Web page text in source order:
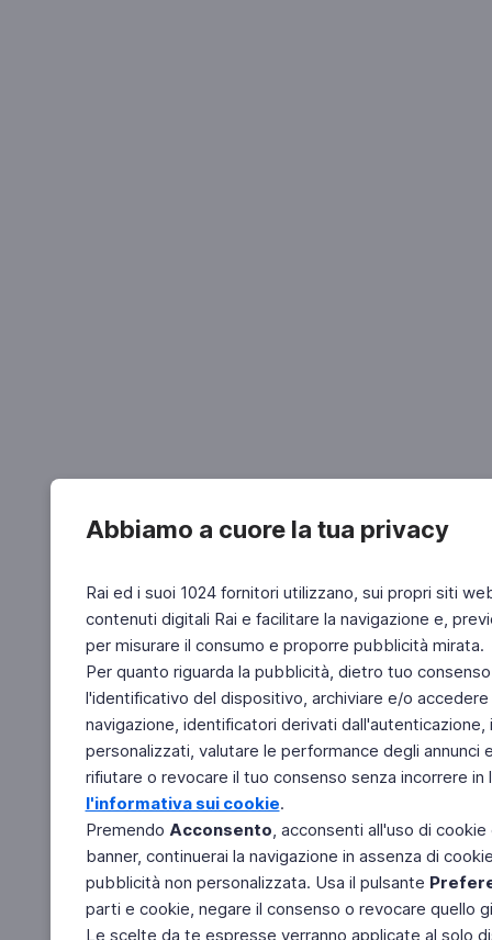
Abbiamo a cuore la tua privacy
Rai ed i suoi 1024 fornitori utilizzano, sui propri siti
contenuti digitali Rai e facilitare la navigazione e,
per misurare il consumo e proporre pubblicità mirata.
Per quanto riguarda la pubblicità, dietro tuo
l'identificativo del dispositivo, archiviare e/o
navigazione, identificatori derivati
personalizzati, valutare le performance degli
rifiutare o revocare il tuo consenso senza incorrere
l'informativa sui cookie.
Premendo Acconsento, acconsenti all'uso di
banner, continuerai la navigazione in assenza di
pubblicità non personalizzata. Usa il pulsante
parti e cookie, negare il consenso o revocare quello
Le scelte da te espresse verranno applicate al solo